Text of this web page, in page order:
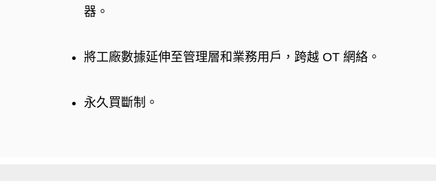
器。
將工廠數據延伸至管理層和業務用戶，跨越 OT 網絡。
永久買斷制。